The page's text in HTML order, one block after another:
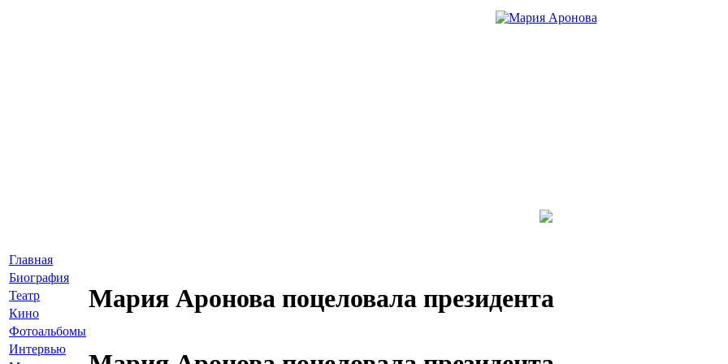
Главная
Биография
Театр
Кино
Фотоальбомы
Интервью
Мария Аронова поцеловала президента